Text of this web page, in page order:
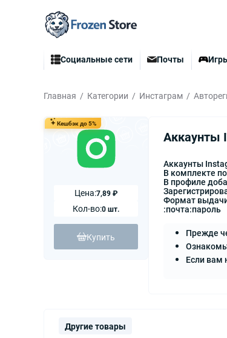
Социальные сети Почты
Главная Категории Инстаграм
Кешбэк до 5%
Цена:7,89 ₽
Кол-во:0 шт.
Купить
Аккаунты
Аккаунты
В комплекте
В профиле
Формат
:почта:пароль
Прежде
Если вам
Другие товары